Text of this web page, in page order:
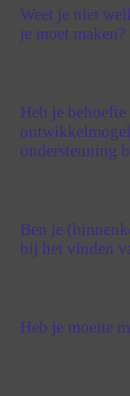
Weet je niet
je moet maken?
Heb je
ondersteuning
Ben je
bij het vinden
Heb je moeite